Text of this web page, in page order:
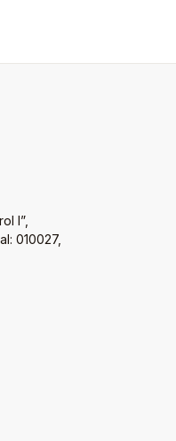
I”,
010027,